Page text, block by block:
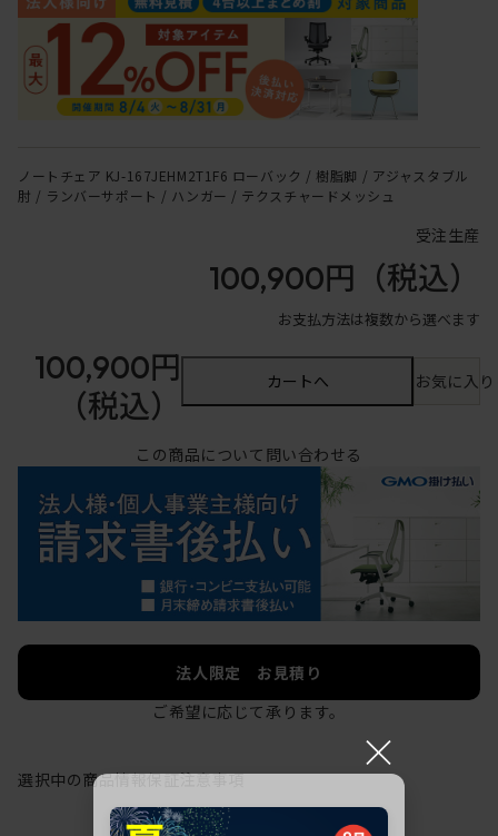
ノートチェア KJ-167JEHM2T1F6 ローバック / 樹脂脚 / アジャスタブル
肘 / ランバーサポート / ハンガー / テクスチャードメッシュ
受注生産
100,900円 （税込）
お支払方法は複数から選べます
100,900円
（税込）
カートへ お気に入
この商品について問い合わせる
法人限定 お見積り
ご希望に応じて承ります。
選択中の商品情報保証注意事項
×